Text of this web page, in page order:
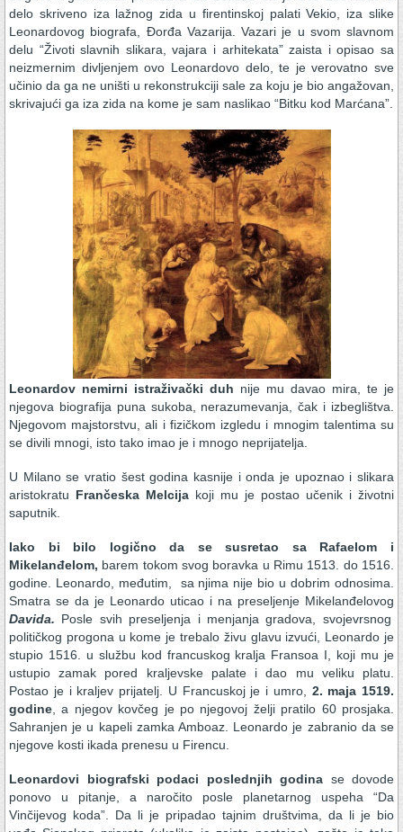
delo skriveno iza lažnog zida u firentinskoj palati Vekio, iza slike
Leonardovog biografa, Đorđa Vazarija. Vazari je u svom slavnom
delu “Životi slavnih slikara, vajara i arhitekata” zaista i opisao sa
neizmernim divljenjem ovo Leonardovo delo, te je verovatno sve
učinio da ga ne uništi u rekonstrukciji sale za koju je bio angažovan,
skrivajući ga iza zida na kome je sam naslikao “Bitku kod Marćana”.
Leonardov nemirni istraživački duh nije mu davao mira, te je
njegova biografija puna sukoba, nerazumevanja, čak i izbeglištva.
Njegovom majstorstvu, ali i fizičkom izgledu i mnogim talentima su
se divili mnogi, isto tako imao je i mnogo neprijatelja.
U Milano se vratio šest godina kasnije i onda je upoznao i slikara
aristokratu Frančeska Melcija koji mu je postao učenik i životni
saputnik.
Iako bi bilo logično da se susretao sa Rafaelom i
Mikelanđelom, barem tokom svog boravka u Rimu 1513. do 1516.
godine. Leonardo, međutim, sa njima nije bio u dobrim odnosima.
Smatra se da je Leonardo uticao i na preseljenje Mikelanđelovog
Davida. Posle svih preseljenja i menjanja gradova, svojevrsnog
političkog progona u kome je trebalo živu glavu izvući, Leonardo je
stupio 1516. u službu kod francuskog kralja Fransoa I, koji mu je
ustupio zamak pored kraljevske palate i dao mu veliku platu.
Postao je i kraljev prijatelj. U Francuskoj je i umro, 2. maja 1519.
godine , a njegov kovčeg je po njegovoj želji pratilo 60 prosjaka.
Sahranjen je u kapeli zamka Amboaz. Leonardo je zabranio da se
njegove kosti ikada prenesu u Firencu.
Leonardovi biografski podaci poslednjih godina se dovode
ponovo u pitanje, a naročito posle planetarnog uspeha “Da
Vinčijevog koda”. Da li je pripadao tajnim društvima, da li je bio